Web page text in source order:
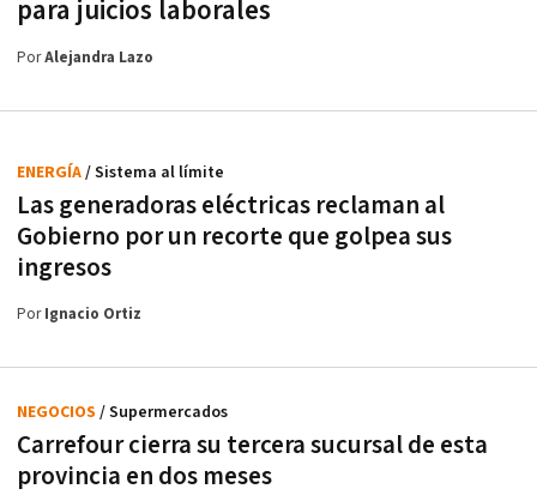
para juicios laborales
PorAlejandra Lazo
Las generadoras eléctricas reclaman al
Gobierno por un recorte que golpea sus
ingresos
ENERGÍA/ Sistema al límite
PorIgnacio Ortiz
Carrefour cierra su tercera sucursal de esta
provincia en dos meses
NEGOCIOS / Supermercados